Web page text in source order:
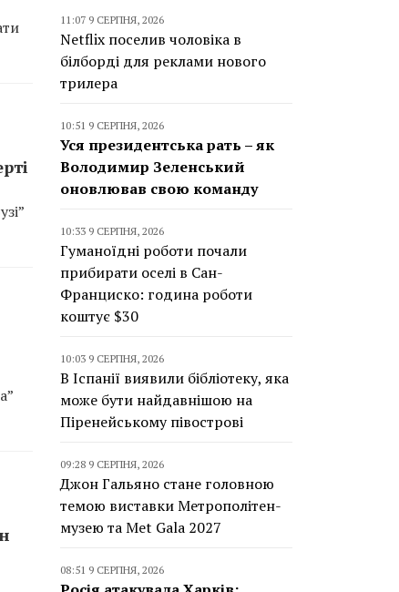
11:07 9 СЕРПНЯ, 2026
Netflix поселив чоловіка в
білборді для реклами нового
трилера
10:51 9 СЕРПНЯ, 2026
Уся президентська рать – як
Володимир Зеленський
оновлював свою команду
10:33 9 СЕРПНЯ, 2026
Гуманоїдні роботи почали
прибирати оселі в Сан-
Франциско: година роботи
коштує $30
10:03 9 СЕРПНЯ, 2026
В Іспанії виявили бібліотеку, яка
може бути найдавнішою на
Піренейському півострові
09:28 9 СЕРПНЯ, 2026
Джон Гальяно стане головною
темою виставки Метрополітен-
музею та Met Gala 2027
08:51 9 СЕРПНЯ, 2026